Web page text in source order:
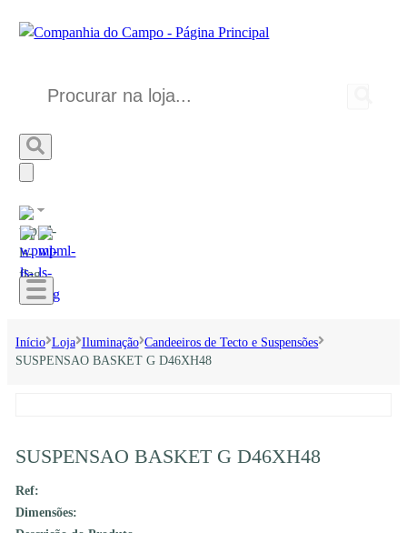
Início Loja Iluminação Candeeiros de Tecto e Suspensões
SUSPENSAO BASKET G D46XH48
SUSPENSAO BASKET G D46XH48
Ref:
Dimensões: